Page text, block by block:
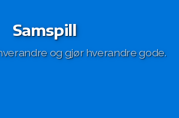
Samspill
og gjør hverandre gode.